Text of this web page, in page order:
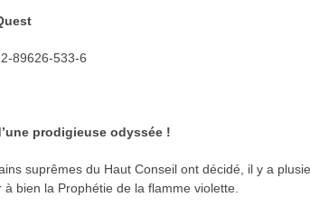
89626-533-6
prodigieuse odyssée !
suprêmes du Haut Conseil ont décidé, il y a
à bien la Prophétie de la flamme violette.